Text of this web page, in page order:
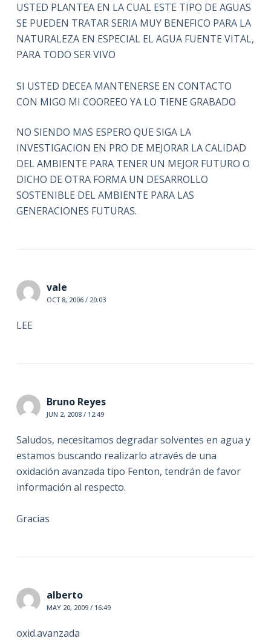
USTED PLANTEA EN LA CUAL ESTE TIPO DE AGUAS
SE PUEDEN TRATAR SERIA MUY BENEFICO PARA LA
NATURALEZA EN ESPECIAL EL AGUA FUENTE VITAL,
PARA TODO SER VIVO
SI USTED DECEA MANTENERSE EN CONTACTO
CON MIGO MI COOREEO YA LO TIENE GRABADO
NO SIENDO MAS ESPERO QUE SIGA LA
INVESTIGACION EN PRO DE MEJORAR LA CALIDAD
DEL AMBIENTE PARA TENER UN MEJOR FUTURO O
DICHO DE OTRA FORMA UN DESARROLLO
SOSTENIBLE DEL AMBIENTE PARA LAS
GENERACIONES FUTURAS.
vale
OCT 8, 2006 / 20:03
LEE
Bruno Reyes
JUN 2, 2008 / 12:49
Saludos, necesitamos degradar solventes en agua y
estamos buscando realizarlo através de una
oxidación avanzada tipo Fenton, tendrán de favor
información al respecto.
Gracias
alberto
MAY 20, 2009 / 16:49
oxid.avanzada